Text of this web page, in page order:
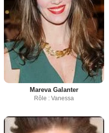
Mareva Galanter
Rôle : Vanessa